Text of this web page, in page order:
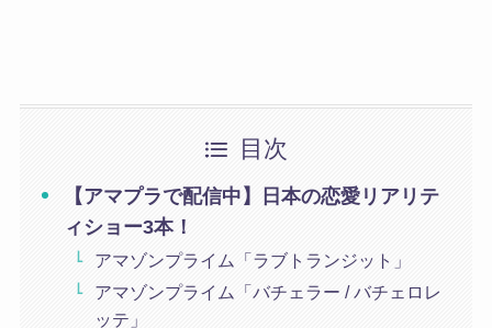
目次
【アマプラで配信中】日本の恋愛リアリテ
ィショー3本！
アマゾンプライム「ラブトランジット」
アマゾンプライム「バチェラー / バチェロレ
ッテ」